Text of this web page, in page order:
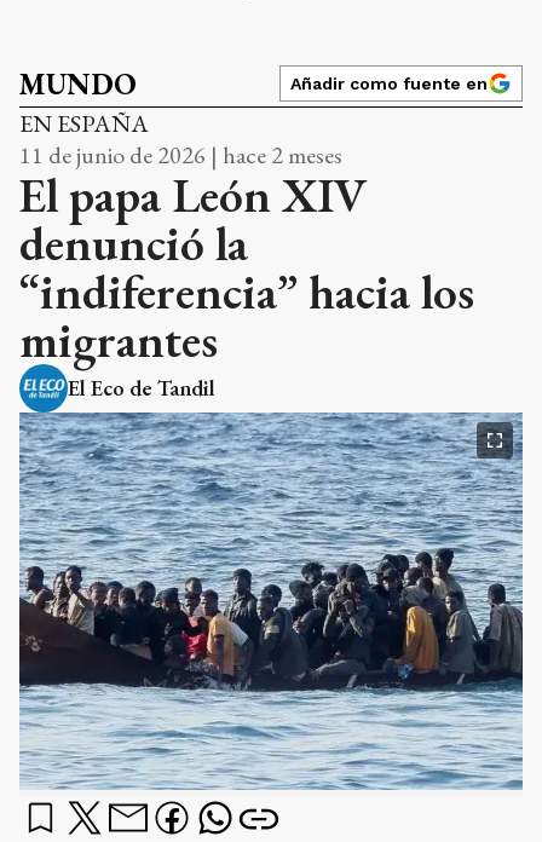
MUNDO Añadir como fuente en
EN ESPAÑA
11 de junio de 2026 | hace 2 meses
El papa León XIV
denunció la
“indiferencia” hacia los
migrantes
El Eco de Tandil